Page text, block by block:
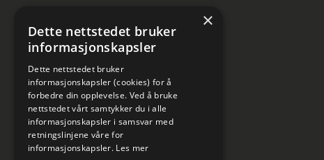
×
Dette nettstedet bruker
informasjonskapsler
Dette nettstedet bruker
informasjonskapsler (cookies) for å
forbedre din opplevelse. Ved å bruke
nettstedet vårt samtykker du i alle
informasjonskapsler i samsvar med
retningslinjene våre for
informasjonskapsler. Les mer